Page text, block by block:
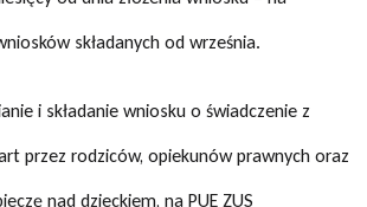
składanych od września.
i składanie wniosku o świadczenie z
przez rodziców, opiekunów prawnych oraz
nad dzieckiem, na PUE ZUS